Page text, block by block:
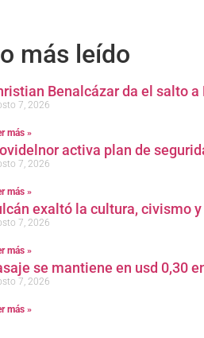
más leído
Benalcázar da el salto a
7, 2026
más »
activa plan de
7, 2026
más »
exaltó la cultura, civismo
7, 2026
más »
se mantiene en usd 0,30
7, 2026
más »